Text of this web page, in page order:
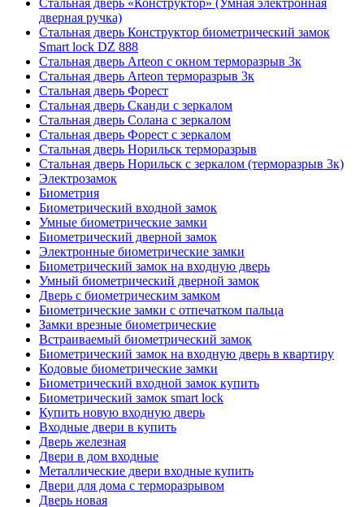
Стальная дверь «Конструктор» (Умная электронная
дверная ручка)
Стальная дверь Конструктор биометрический замок
Smart lock DZ 888
Стальная дверь Arteon с окном терморазрыв 3к
Стальная дверь Arteon терморазрыв 3к
Стальная дверь Форест
Стальная дверь Сканди с зеркалом
Стальная дверь Солана с зеркалом
Стальная дверь Форест с зеркалом
Стальная дверь Норильск терморазрыв
Стальная дверь Норильск с зеркалом (терморазрыв 3к)
Электрозамок
Биометрия
Биометрический входной замок
Умные биометрические замки
Биометрический дверной замок
Электронные биометрические замки
Биометрический замок на входную дверь
Умный биометрический дверной замок
Дверь с биометрическим замком
Биометрические замки с отпечатком пальца
Замки врезные биометрические
Встраиваемый биометрический замок
Биометрический замок на входную дверь в квартиру
Кодовые биометрические замки
Биометрический входной замок купить
Биометрический замок smart lock
Купить новую входную дверь
Входные двери в купить
Дверь железная
Двери в дом входные
Металлические двери входные купить
Двери для дома с терморазрывом
Дверь новая